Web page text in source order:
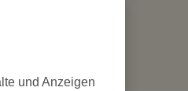
und Anzeigen